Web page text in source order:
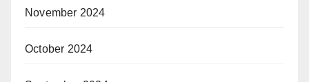
November 2024
October 2024